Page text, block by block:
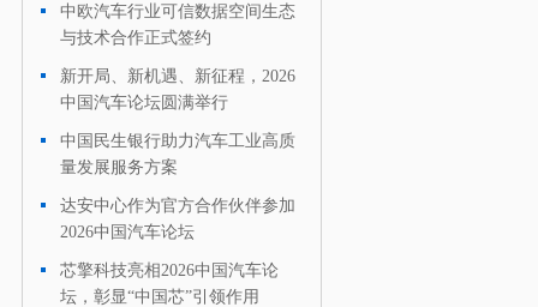
中欧汽车行业可信数据空间生态
与技术合作正式签约
新开局、新机遇、新征程，2026
中国汽车论坛圆满举行
中国民生银行助力汽车工业高质
量发展服务方案
达安中心作为官方合作伙伴参加
2026中国汽车论坛
芯擎科技亮相2026中国汽车论
坛，彰显“中国芯”引领作用